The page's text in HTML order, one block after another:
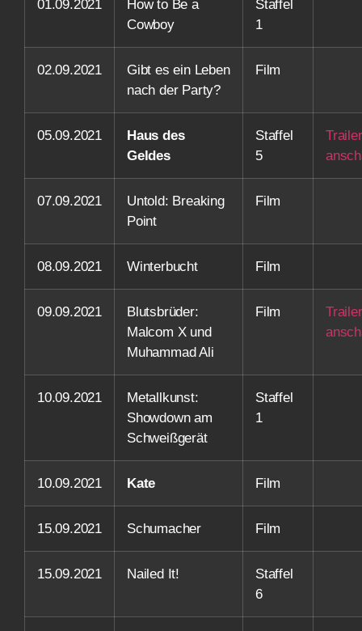
01.09.2021
How to Be a
Cowboy
Staffel
1
02.09.2021
Gibt es ein Leben
nach der Party?
Film
05.09.2021
Haus des
Geldes
Staffel
5
Trailer
07.09.2021
Untold: Breaking
Point
Film
08.09.2021 Winterbucht Film
09.09.2021
Blutsbrüder:
Malcom X und
Muhammad Ali
Film
Trailer
10.09.2021
Metallkunst:
Showdown am
Schweißgerät
Staffel
1
10.09.2021 Kate Film
15.09.2021 Schumacher Film
15.09.2021 Nailed It!
Staffel
6